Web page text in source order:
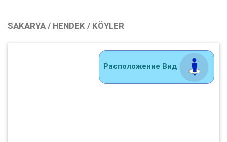
SAKARYA / HENDEK / KÖYLER
Расположение Вид